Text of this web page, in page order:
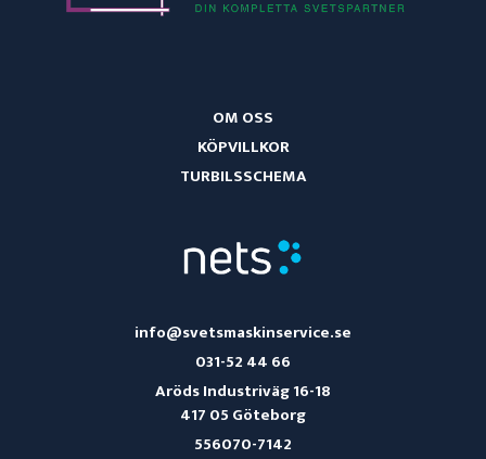
info@svetsmaskinservice.se
031-52 44 66
Aröds Industriväg 16-18
417 05 Göteborg
556070-7142
OM OSS
KÖPVILLKOR
TURBILSSCHEMA